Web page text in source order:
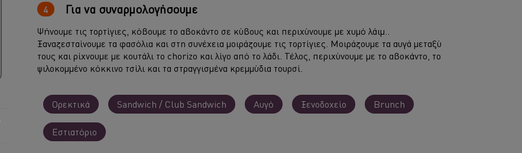
Για να συναρμολογήσουμε
Ψήνουμε τις τορτίγιες, κόβουμε το αβοκάντο σε κύβους και περιχύνουμε με χυμό λάιμ..
Ξαναζεσταίνουμε τα φασόλια και στη συνέχεια μοιράζουμε τις τορτίγιες. Μοιράζουμε τα αυγά μεταξύ
τους και ρίχνουμε με κουτάλι το chorizo ​​και λίγο από το λάδι. Τέλος, περιχύνουμε με το αβοκάντο, το
ψιλοκομμένο κόκκινο τσίλι και τα στραγγισμένα κρεμμύδια τουρσί.
Ορεκτικά Sandwich / Club Sandwich Αυγό Ξενοδοχείο Brunch
Εστιατόριο